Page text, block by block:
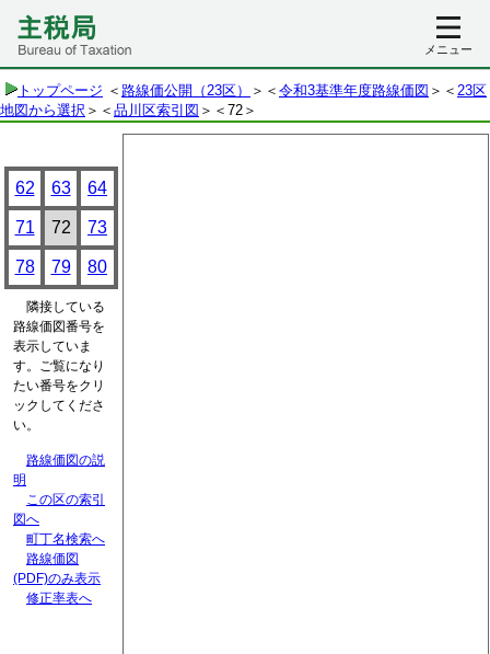
メニュー
トップページ ＜ 路線価公開（23区） ＞＜ 令和3基準年度路線価図 ＞＜ 23区
地図から選択 ＞＜ 品川区索引図 ＞ ＜72＞
62 63 64
71 72 73
78 79 80
隣接している
路線価図番号を
表示していま
す。ご覧になり
たい番号をクリ
ックしてくださ
い。
路線価図の説
明
この区の索引
図へ
町丁名検索へ
路線価図
(PDF)のみ表示
修正率表へ